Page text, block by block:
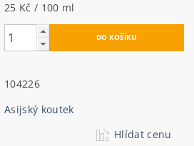
25 Kč / 100 ml
104226
Asijský koutek
Hlídat cenu